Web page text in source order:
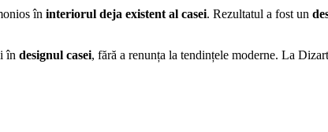
în interiorul deja existent al casei. Rezultatul a fost un
în designul casei, fără a renunța la tendințele moderne. La